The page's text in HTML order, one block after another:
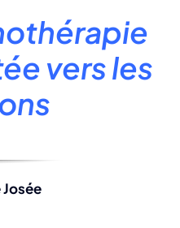
vers les